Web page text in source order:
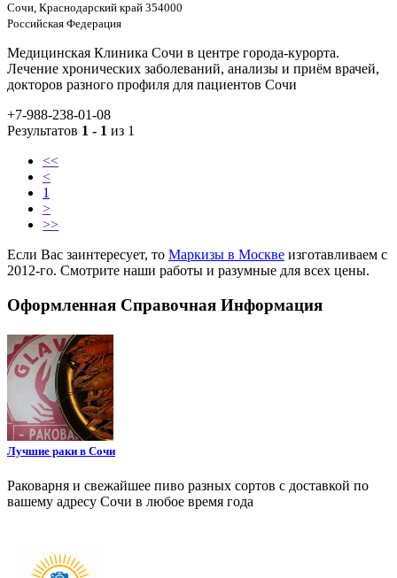
Сочи, Краснодарский край 354000
Российская Федерация
Медицинская Клиника Сочи в центре города-курорта.
Лечение хронических заболеваний, анализы и приём врачей,
докторов разного профиля для пациентов Сочи
+7-988-238-01-08
Результатов 1 - 1 из 1
<<
<
1
>
>>
Если Вас заинтересует, то Маркизы в Москве изготавливаем с
2012-го. Смотрите наши работы и разумные для всех цены.
Оформленная Справочная Информация
Лучшие раки в Сочи
Раковарня и свежайшее пиво разных сортов с доставкой по
вашему адресу Сочи в любое время года